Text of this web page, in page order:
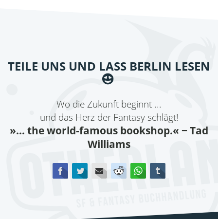
TEILE UNS UND LASS BERLIN LESEN
Wo die Zukunft beginnt ...
und das Herz der Fantasy schlägt!
»... the world-famous bookshop.« − Tad
Williams
FacebookTwitterE-mail Reddit WhatsApp